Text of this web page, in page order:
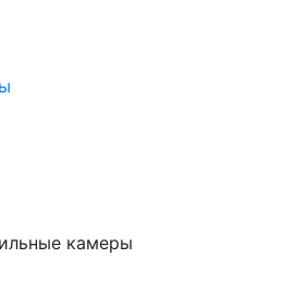
камеры